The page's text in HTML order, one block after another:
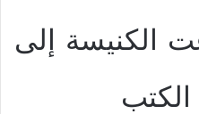
الكنيسة إلى